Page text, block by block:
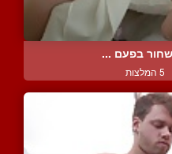
בפעם ...
5 המלצות